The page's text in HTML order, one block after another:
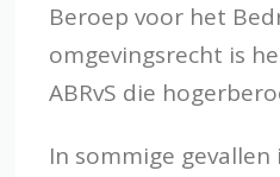
Beroep voor het
omgevingsrecht is
ABRvS die
In sommige gevallen